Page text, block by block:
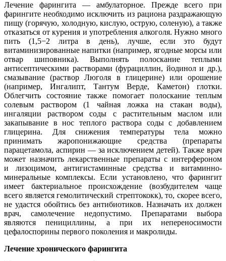
Лечение фарингита — амбулаторное. Прежде всего при
фарингите необходимо исключить из рациона раздражающую
пищу (горячую, холодную, кислую, острую, соленую), а также
отказаться от курения и употребления алкоголя. Нужно много
пить (1,5−2 литра в день), лучше, если это будут
витаминизированные напитки (например, ягодные морсы или
отвар шиповника). Выполнять полоскание теплыми
антисептическими растворами (фурациллин, йодинол и др.),
смазывание (раствор Люголя в глицерине) или орошение
(например, Ингалипт, Тантум Верде, Каметон) глотки.
Облегчить состояние также помогает полоскание теплым
солевым раствором (1 чайная ложка на стакан воды),
ингаляции раствором соды с растительным маслом или
закапывание в нос теплого раствора соды с добавлением
глицерина. Для снижения температуры тела можно
принимать жаропонижающие средства (препараты
парацетамола, аспирин — за исключением детей). Также врач
может назначить лекарственные препараты с интерфероном
и лизоцимом, антигистаминные средства и витаминно-
минеральные комплексы. Если установлено, что фарингит
имеет бактериальное происхождение (возбудителем чаще
всего является гемолитический стрептококк), то, скорее всего,
не удастся обойтись без антибиотиков. Назначать их должен
врач, самолечение недопустимо. Препаратами выбора
являются пенициллины, а при их непереносимости
цефалоспорины первого поколения и макролиды.
Лечение хронического фарингита